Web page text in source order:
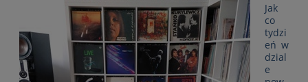
Jak
co
tydzi
eń w
dzial
e